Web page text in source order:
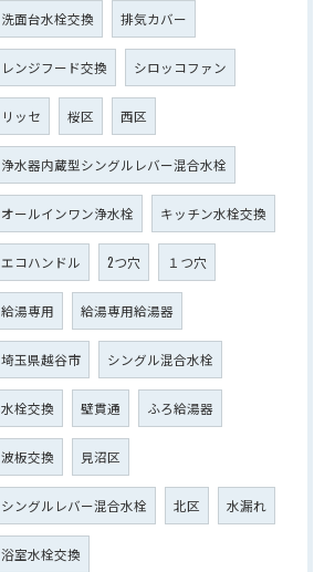
洗面台水栓交換 排気カバー
レンジフード交換 シロッコファン
リッセ 桜区 西区
浄水器内蔵型シングルレバー混合水栓
オールインワン浄水栓 キッチン水栓交換
エコハンドル 2つ穴 １つ穴
給湯専用 給湯専用給湯器
埼玉県越谷市 シングル混合水栓
水栓交換 壁貫通 ふろ給湯器
波板交換 見沼区
シングルレバー混合水栓 北区 水漏れ
浴室水栓交換